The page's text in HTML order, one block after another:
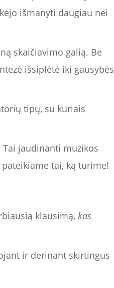
išmanyti daugiau nei
skaičiavimo galią. Be
išsiplėtė iki gausybės
tipų, su kuriais
jaudinanti muzikos
tai, ką turime!
klausimą,kas
ir derinant skirtingus